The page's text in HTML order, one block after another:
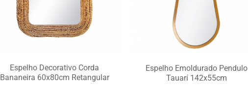
Espelho Decorativo Corda
Bananeira 60x80cm Retangular
Espelho Emoldurado Pendulo
Tauarí 142x55cm